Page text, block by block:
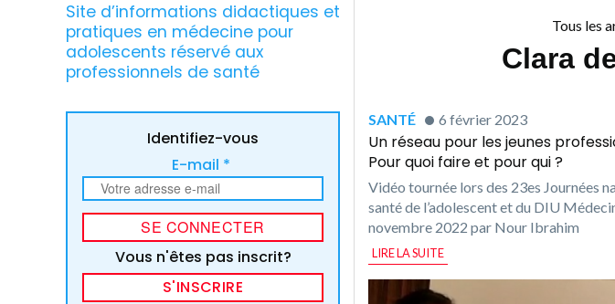
Site d’informations didactiques et
pratiques en médecine pour
adolescents réservé aux
professionnels de santé
Identifiez-vous
E-mail *
Vous n'êtes pas inscrit?
S'INSCRIRE
Tous les
Clara
SANTÉ 6 février 2023
Un réseau pour les jeunes
Pour quoi faire et pour qui ?
Vidéo tournée lors des 23es Journées
santé de l’adolescent et du DIU
novembre 2022 par Nour Ibrahim
LIRE LA SUITE